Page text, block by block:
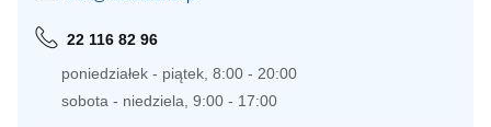
22 116 82 96
poniedziałek - piątek, 8:00 - 20:00
sobota - niedziela, 9:00 - 17:00